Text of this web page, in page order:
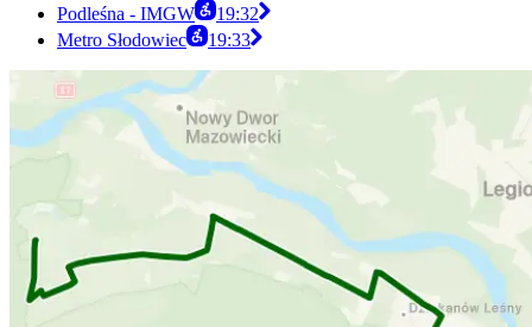
Podleśna - IMGW
19:32
Metro Słodowiec
19:33